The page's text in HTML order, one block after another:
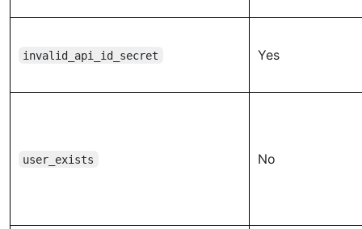
invalid_api_id_secret Yes
user_exists No